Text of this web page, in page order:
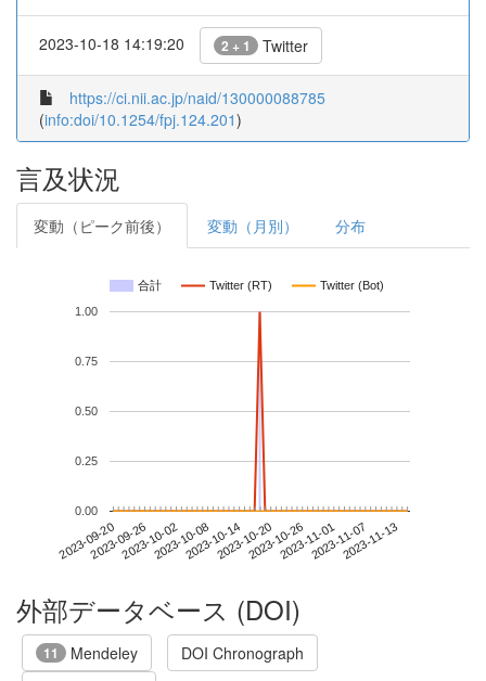
2023-10-18 14:19:20 2 + 1 Twitter
https://ci.nii.ac.jp/naid/130000088785
(info:doi/10.1254/fpj.124.201)
言及状況
変動（ピーク前後） 変動（月別） 分布
合計 Twitter (RT) Twitter (Bot)
2023-09-202023-09-262023-10-022023-10-082023-10-142023-10-202023-10-262023-11-012023-11-072023-11-13
0.00
0.25
0.50
0.75
1.00
外部データベース (DOI)
11 Mendeley
DOI Chronograph